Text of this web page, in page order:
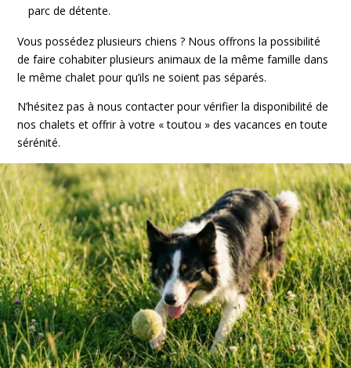
parc de détente.
Vous possédez plusieurs chiens ? Nous offrons la possibilité
de faire cohabiter plusieurs animaux de la même famille dans
le même chalet pour qu’ils ne soient pas séparés.
N’hésitez pas à nous contacter pour vérifier la disponibilité de
nos chalets et offrir à votre « toutou » des vacances en toute
sérénité.